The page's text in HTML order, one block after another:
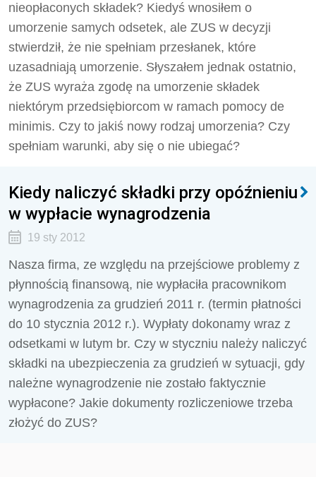
nieopłaconych składek? Kiedyś wnosiłem o
umorzenie samych odsetek, ale ZUS w decyzji
stwierdził, że nie spełniam przesłanek, które
uzasadniają umorzenie. Słyszałem jednak ostatnio,
że ZUS wyraża zgodę na umorzenie składek
niektórym przedsiębiorcom w ramach pomocy de
minimis. Czy to jakiś nowy rodzaj umorzenia? Czy
spełniam warunki, aby się o nie ubiegać?
Kiedy naliczyć składki przy opóźnieniu
w wypłacie wynagrodzenia
19 sty 2012
Nasza firma, ze względu na przejściowe problemy z
płynnością finansową, nie wypłaciła pracownikom
wynagrodzenia za grudzień 2011 r. (termin płatności
do 10 stycznia 2012 r.). Wypłaty dokonamy wraz z
odsetkami w lutym br. Czy w styczniu należy naliczyć
składki na ubezpieczenia za grudzień w sytuacji, gdy
należne wynagrodzenie nie zostało faktycznie
wypłacone? Jakie dokumenty rozliczeniowe trzeba
złożyć do ZUS?